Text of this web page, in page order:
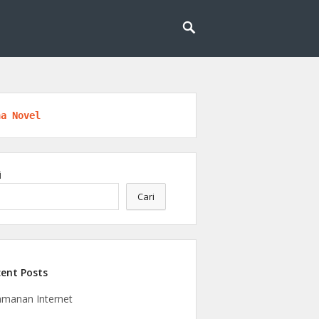
Novel
Cari
Posts
Internet